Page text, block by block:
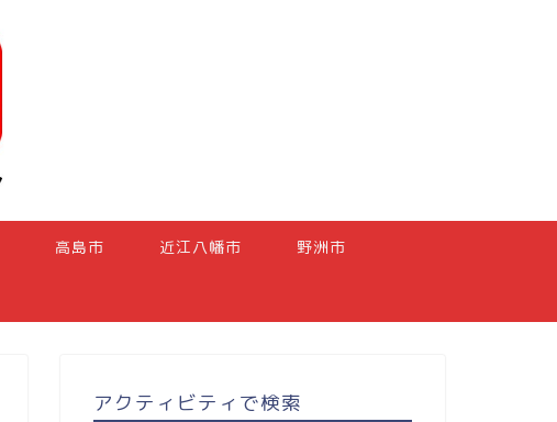
高島市 近江八幡市 野洲市
アクティビティで検索